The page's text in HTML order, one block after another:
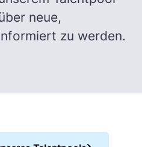
neue,
zu werden.